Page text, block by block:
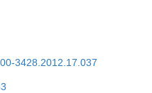
3428.2012.17.037